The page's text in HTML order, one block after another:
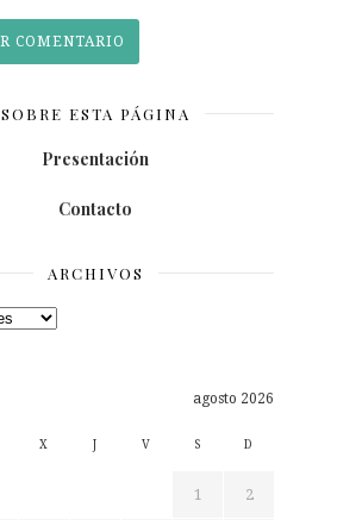
SOBRE ESTA PÁGINA
Presentación
Contacto
ARCHIVOS
agosto 2026
X J V S D
1 2